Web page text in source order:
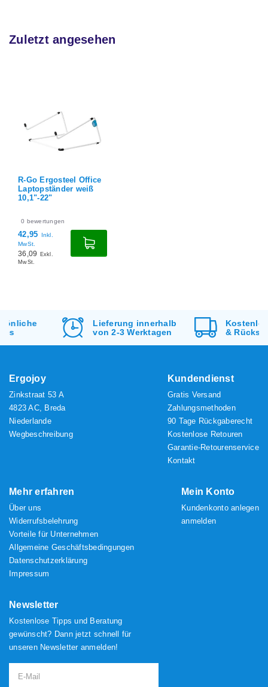
Zuletzt angesehen
R-Go Ergosteel Office
Laptopständer weiß
10,1"-22"
0 bewertungen
42,95
Inkl.
MwSt.
36,09
Exkl.
MwSt.
Lieferung innerhalb
von 2-3 Werktagen
Kostenlos
Versand
Rücksendung
Ergojoy
Zinkstraat 53 A
4823 AC, Breda
Niederlande
Wegbeschreibung
Kundendienst
Gratis Versand
Zahlungsmethoden
90 Tage Rückgaberecht
Kostenlose Retouren
Garantie-Retourenservice
Kontakt
Mehr erfahren
Über uns
Widerrufsbelehrung
Vorteile für Unternehmen
Allgemeine Geschäftsbedingungen
Datenschutzerklärung
Impressum
Mein Konto
Kundenkonto anlegen
anmelden
Newsletter
Kostenlose Tipps und Beratung
gewünscht? Dann jetzt schnell für
unseren Newsletter anmelden!